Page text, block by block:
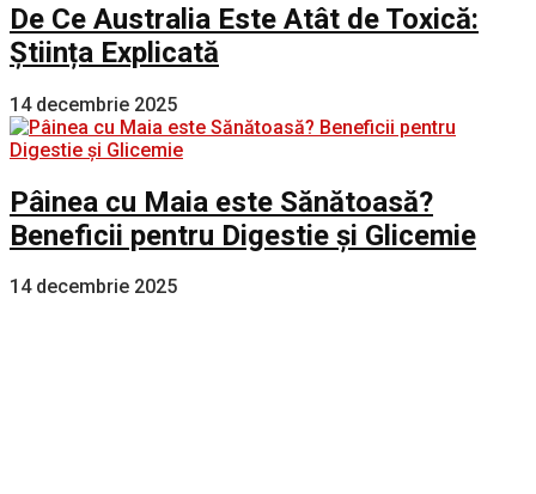
De Ce Australia Este Atât de Toxică:
Știința Explicată
14 decembrie 2025
Pâinea cu Maia este Sănătoasă?
Beneficii pentru Digestie și Glicemie
14 decembrie 2025